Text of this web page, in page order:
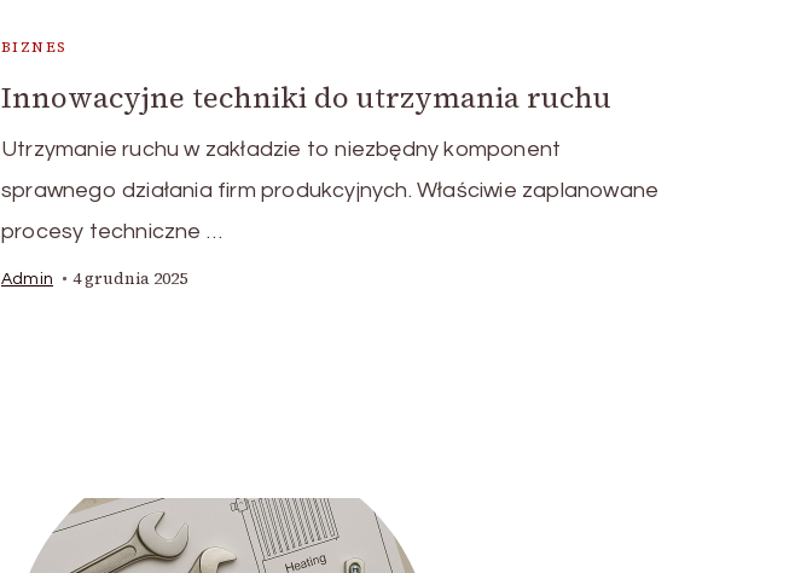
BIZNES
Innowacyjne techniki do utrzymania ruchu
Utrzymanie ruchu w zakładzie to niezbędny komponent
sprawnego działania firm produkcyjnych. Właściwie zaplanowane
procesy techniczne …
Admin 4 grudnia 2025